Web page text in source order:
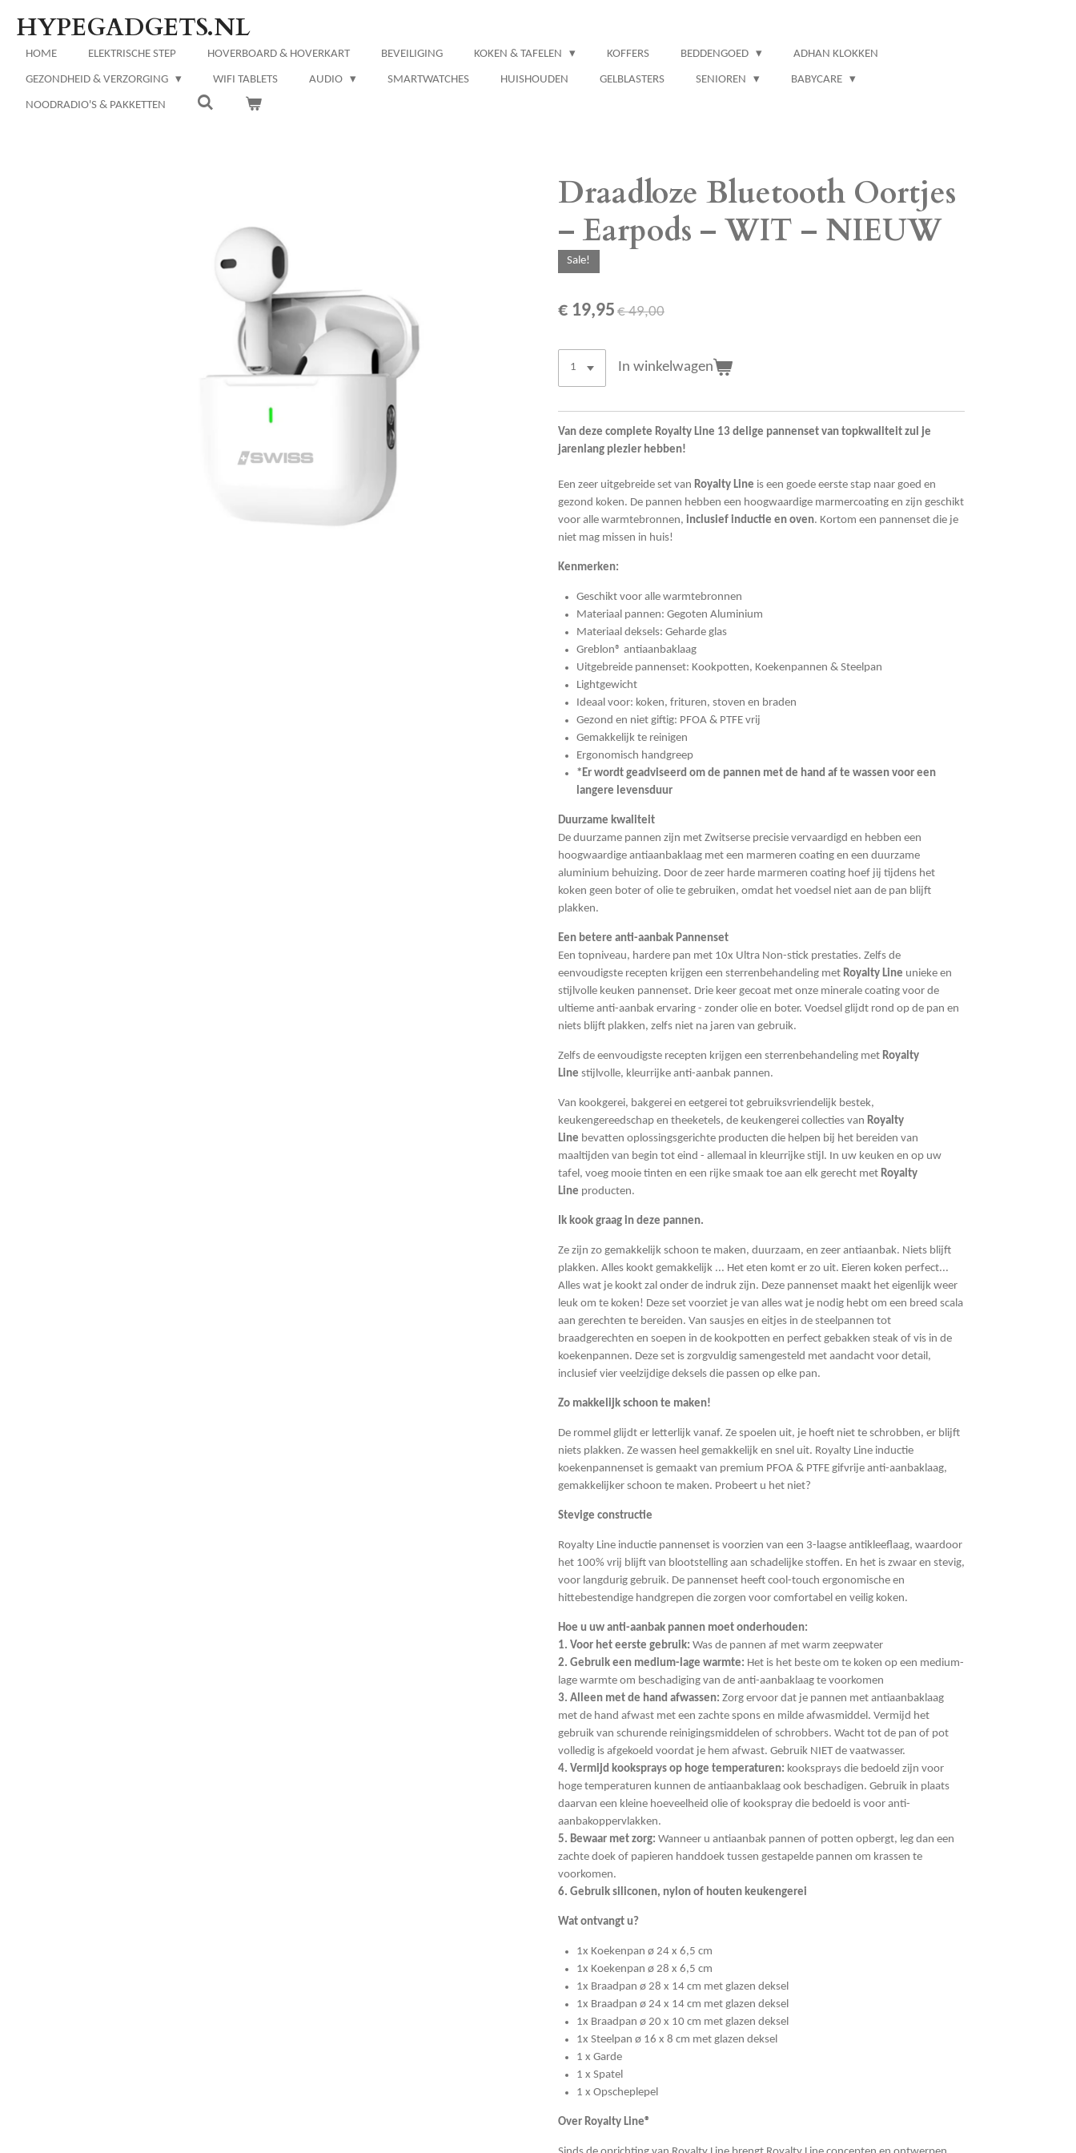
Ga
direct
naar
hoofdinhoud
HYPEGADGETS.NL
HOME ELEKTRISCHE STEP HOVERBOARD & HOVERKART BEVEILIGING KOKEN & TAFELEN KOFFERS BEDDENGOED ADHAN KLOKKEN
GEZONDHEID & VERZORGING WIFI TABLETS AUDIO SMARTWATCHES HUISHOUDEN GELBLASTERS SENIOREN BABYCARE
NOODRADIO'S & PAKKETTEN
Draadloze Bluetooth Oortjes
– Earpods – WIT – NIEUW
Sale!
€ 19,95 € 49,00
In winkelwagen
Van deze complete Royalty Line 13 delige pannenset van topkwaliteit zul je
jarenlang plezier hebben!
Een zeer uitgebreide set van Royalty Line is een goede eerste stap naar goed en
gezond koken. De pannen hebben een hoogwaardige marmercoating en zijn geschikt
voor alle warmtebronnen, inclusief inductie en oven. Kortom een pannenset die je
niet mag missen in huis!
Kenmerken:
Geschikt voor alle warmtebronnen
Materiaal pannen: Gegoten Aluminium
Materiaal deksels: Geharde glas
Greblon® antiaanbaklaag
Uitgebreide pannenset: Kookpotten, Koekenpannen & Steelpan
Lightgewicht
Ideaal voor: koken, frituren, stoven en braden
Gezond en niet giftig: PFOA & PTFE vrij
Gemakkelijk te reinigen
Ergonomisch handgreep
*Er wordt geadviseerd om de pannen met de hand af te wassen voor een
langere levensduur
Duurzame kwaliteit
De duurzame pannen zijn met Zwitserse precisie vervaardigd en hebben een
hoogwaardige antiaanbaklaag met een marmeren coating en een duurzame
aluminium behuizing. Door de zeer harde marmeren coating hoef jij tijdens het
koken geen boter of olie te gebruiken, omdat het voedsel niet aan de pan blijft
plakken.
Een betere anti-aanbak Pannenset
Een topniveau, hardere pan met 10x Ultra Non-stick prestaties. Zelfs de
eenvoudigste recepten krijgen een sterrenbehandeling met Royalty Line unieke en
stijlvolle keuken pannenset. Drie keer gecoat met onze minerale coating voor de
ultieme anti-aanbak ervaring - zonder olie en boter. Voedsel glijdt rond op de pan en
niets blijft plakken, zelfs niet na jaren van gebruik.
Zelfs de eenvoudigste recepten krijgen een sterrenbehandeling met Royalty
Line stijlvolle, kleurrijke anti-aanbak pannen.
Van kookgerei, bakgerei en eetgerei tot gebruiksvriendelijk bestek,
keukengereedschap en theeketels, de keukengerei collecties van Royalty
Line bevatten oplossingsgerichte producten die helpen bij het bereiden van
maaltijden van begin tot eind - allemaal in kleurrijke stijl. In uw keuken en op uw
tafel, voeg mooie tinten en een rijke smaak toe aan elk gerecht met Royalty
Line producten.
Ik kook graag in deze pannen.
Ze zijn zo gemakkelijk schoon te maken, duurzaam, en zeer antiaanbak. Niets blijft
plakken. Alles kookt gemakkelijk ... Het eten komt er zo uit. Eieren koken perfect...
Alles wat je kookt zal onder de indruk zijn. Deze pannenset maakt het eigenlijk weer
leuk om te koken! Deze set voorziet je van alles wat je nodig hebt om een breed scala
aan gerechten te bereiden. Van sausjes en eitjes in de steelpannen tot
braadgerechten en soepen in de kookpotten en perfect gebakken steak of vis in de
koekenpannen. Deze set is zorgvuldig samengesteld met aandacht voor detail,
inclusief vier veelzijdige deksels die passen op elke pan.
Zo makkelijk schoon te maken!
De rommel glijdt er letterlijk vanaf. Ze spoelen uit, je hoeft niet te schrobben, er blijft
niets plakken. Ze wassen heel gemakkelijk en snel uit. Royalty Line inductie
koekenpannenset is gemaakt van premium PFOA & PTFE gifvrije anti-aanbaklaag,
gemakkelijker schoon te maken. Probeert u het niet?
Stevige constructie
Royalty Line inductie pannenset is voorzien van een 3-laagse antikleeflaag, waardoor
het 100% vrij blijft van blootstelling aan schadelijke stoffen. En het is zwaar en stevig,
voor langdurig gebruik. De pannenset heeft cool-touch ergonomische en
hittebestendige handgrepen die zorgen voor comfortabel en veilig koken.
Hoe u uw anti-aanbak pannen moet onderhouden:
1. Voor het eerste gebruik: Was de pannen af met warm zeepwater
2. Gebruik een medium-lage warmte: Het is het beste om te koken op een medium-
lage warmte om beschadiging van de anti-aanbaklaag te voorkomen
3. Alleen met de hand afwassen: Zorg ervoor dat je pannen met antiaanbaklaag
met de hand afwast met een zachte spons en milde afwasmiddel. Vermijd het
gebruik van schurende reinigingsmiddelen of schrobbers. Wacht tot de pan of pot
volledig is afgekoeld voordat je hem afwast. Gebruik NIET de vaatwasser.
4. Vermijd kooksprays op hoge temperaturen: kooksprays die bedoeld zijn voor
hoge temperaturen kunnen de antiaanbaklaag ook beschadigen. Gebruik in plaats
daarvan een kleine hoeveelheid olie of kookspray die bedoeld is voor anti-
aanbakoppervlakken.
5. Bewaar met zorg: Wanneer u antiaanbak pannen of potten opbergt, leg dan een
zachte doek of papieren handdoek tussen gestapelde pannen om krassen te
voorkomen.
6. Gebruik siliconen, nylon of houten keukengerei
Wat ontvangt u?
1x Koekenpan ø 24 x 6,5 cm
1x Koekenpan ø 28 x 6,5 cm
1x Braadpan ø 28 x 14 cm met glazen deksel
1x Braadpan ø 24 x 14 cm met glazen deksel
1x Braadpan ø 20 x 10 cm met glazen deksel
1x Steelpan ø 16 x 8 cm met glazen deksel
1 x Garde
1 x Spatel
1 x Opscheplepel
Over Royalty Line®